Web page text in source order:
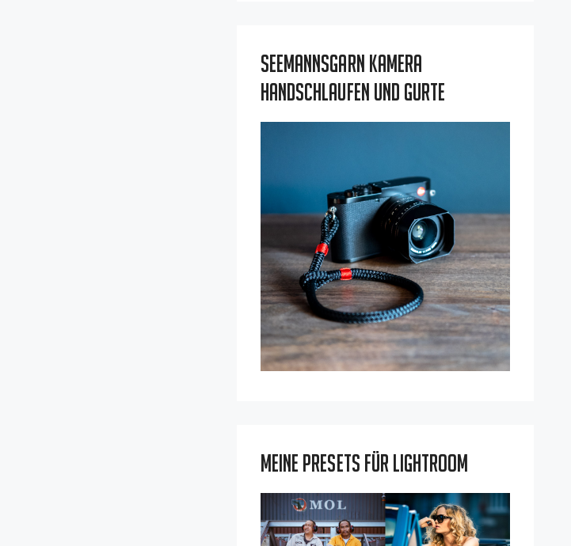
Seemannsgarn Kamera
Handschlaufen und Gurte
Meine Presets für Lightroom